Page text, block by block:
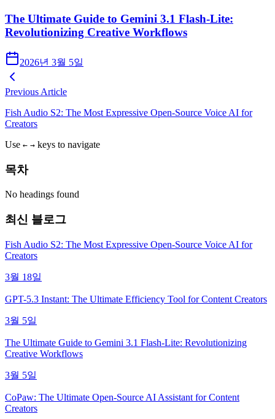
The Ultimate Guide to Gemini 3.1 Flash-Lite:
Revolutionizing Creative Workflows
2026년 3월 5일
Previous Article
Fish Audio S2: The Most Expressive Open-Source Voice AI for
Creators
Use ← → keys to navigate
목차
No headings found
최신 블로그
Fish Audio S2: The Most Expressive Open-Source Voice AI for
Creators
3월 18일
GPT-5.3 Instant: The Ultimate Efficiency Tool for Content Creators
3월 5일
The Ultimate Guide to Gemini 3.1 Flash-Lite: Revolutionizing
Creative Workflows
3월 5일
CoPaw: The Ultimate Open-Source AI Assistant for Content
Creators